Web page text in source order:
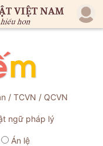
/ TCVN / QCVN
ngữ pháp lý
Án lệ